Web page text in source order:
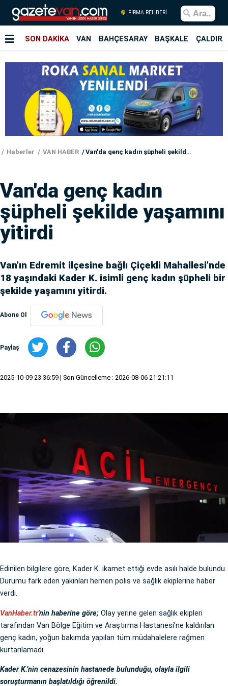
FİRMA REHBERİ
SON DAKİKA VAN BAHÇESARAY BAŞKALE
Haberler VAN HABER Van'da genç kadın şüpheli şekilde yaşamını yitirdi
Van'da genç kadın
şüpheli şekilde yaşamını
yitirdi
Van’ın Edremit ilçesine bağlı Çiçekli Mahallesi’nde
18 yaşındaki Kader K. isimli genç kadın şüpheli bir
şekilde yaşamını yitirdi.
Abone Ol
Paylaş
2025-10-09 23:36:59 | Son Güncelleme : 2026-08-06 21:21:11
Edinilen bilgilere göre, Kader K. ikamet ettiği evde asılı halde bulundu.
Durumu fark eden yakınları hemen polis ve sağlık ekiplerine haber
verdi.
VanHaber.tr'nin haberine göre; Olay yerine gelen sağlık ekipleri
tarafından Van Bölge Eğitim ve Araştırma Hastanesi’ne kaldırılan
genç kadın, yoğun bakımda yapılan tüm müdahalelere rağmen
kurtarılamadı.
Kader K.’nin cenazesinin hastanede bulunduğu, olayla ilgili
soruşturmanın başlatıldığı öğrenildi.